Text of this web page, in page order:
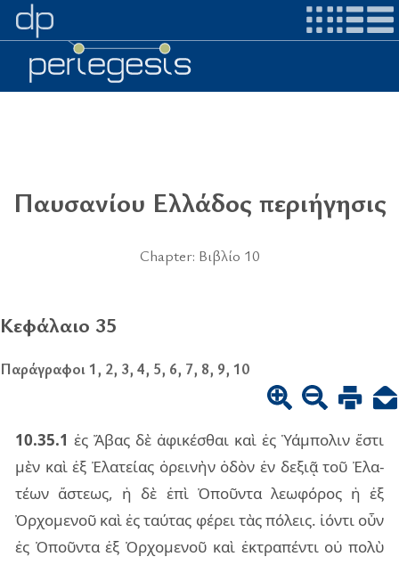
Παυσανίου Ελλάδος περιήγησις
Chapter: Βιβλίο 10
Κεφάλαιο 35
Παράγραφοι 1, 2, 3, 4, 5, 6, 7, 8, 9, 10
10.35.1 ἐς Ἄβας δὲ ἀφι­κέ­σθαι καὶ ἐς Ὑάμ­πο­λιν ἔστι
μὲν καὶ ἐξ Ἐλα­τεί­ας ὀρει­νὴν ὁδὸν ἐν δε­ξιᾷ τοῦ Ἐλα­
τέ­ων ἄστε­ως, ἡ δὲ ἐπὶ Ὀποῦν­τα λε­ω­φό­ρος ἡ ἐξ
Ὀρχο­με­νοῦ καὶ ἐς ταύ­τας φέ­ρει τὰς πό­λεις. ἰόν­τι οὖν
ἐς Ὀποῦν­τα ἐξ Ὀρχο­με­νοῦ καὶ ἐκτρα­πέν­τι οὐ πολὺ